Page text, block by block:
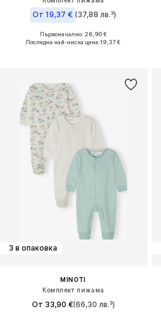
От 19,37 € (37,88 лв.³)
Предлага се в много размери
Първоначално: 26,90 €
Последна най-ниска цена:19,37 €
3 в опаковка
MINOTI
Комплект пижама
От 33,90 €(66,30 лв.³)